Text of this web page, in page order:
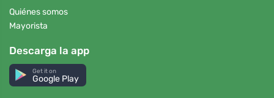
Quiénes somos
Mayorista
Descarga la app
Get it on
Google Play